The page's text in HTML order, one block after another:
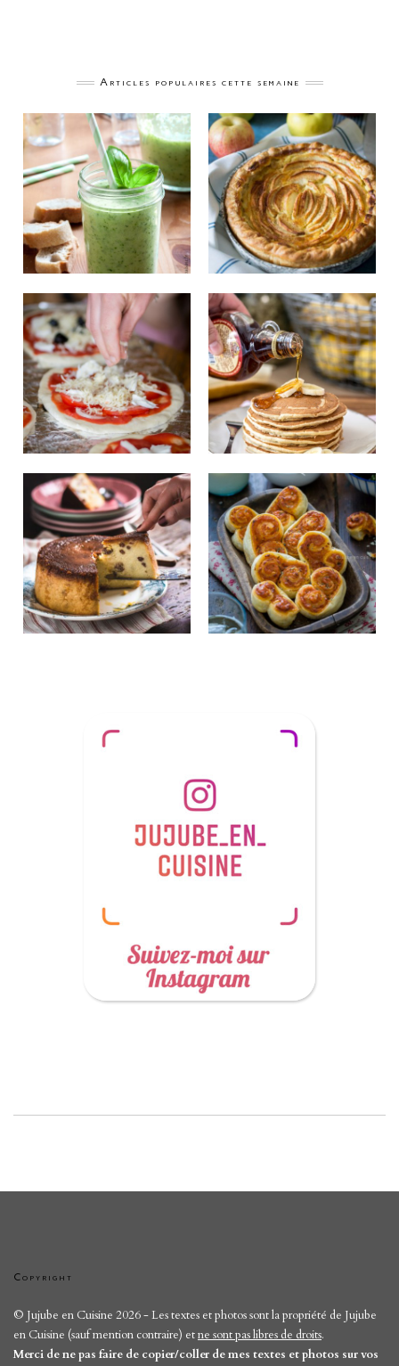
Articles populaires cette semaine
Copyright
© Jujube en Cuisine 2026 - Les textes et photos sont la propriété de Jujube
en Cuisine (sauf mention contraire) etne sont pas libres de droits.
Merci de ne pas faire de copier/coller de mes textes et photos sur vos